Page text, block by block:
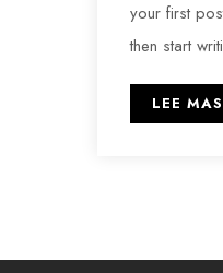
your first
then start
LEE MAS